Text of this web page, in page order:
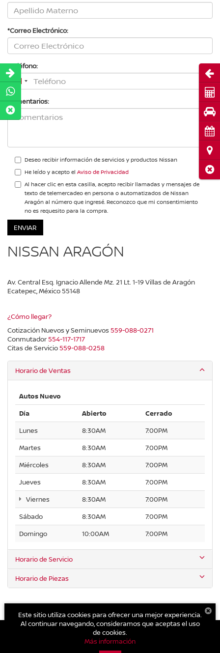
*Correo Electrónico:
*Teléfono:
Comentarios:
Deseo recibir información de servicios y productos Nissan
He leído y acepto el Aviso de Privacidad
Al hacer clic en esta casilla, acepto recibir llamadas y mensajes de
texto de telemercadeo en persona o automatizados de Nissan
Aragón al número que ingresé. Reconozco que mi consentimiento
no es requesito para la compra.
NISSAN ARAGÓN
Av. Central Esq. Ignacio Allende Mz. 21 Lt. 1-19 Villas de Aragón
Ecatepec, México 55148
¿Cómo llegar?
Cotización Nuevos y Seminuevos 559-088-0271
Conmutador554-117-1717
Citas de Servicio559-088-0258
Horario de Ventas
Autos Nuevo
Día
Abierto
Cerrado
Lunes
8:30AM
7:00PM
Martes
8:30AM
7:00PM
Miércoles
8:30AM
7:00PM
Jueves
8:30AM
7:00PM
Viernes
8:30AM
7:00PM
Sábado
8:30AM
7:00PM
Domingo
10:00AM 7:00PM
Horario de Servicio
Horario de Piezas
Este sitio utiliza cookies para ofrecer una mejor experiencia.
Al continuar navegando, consideramos que aceptas el uso
de cookies.
Más información